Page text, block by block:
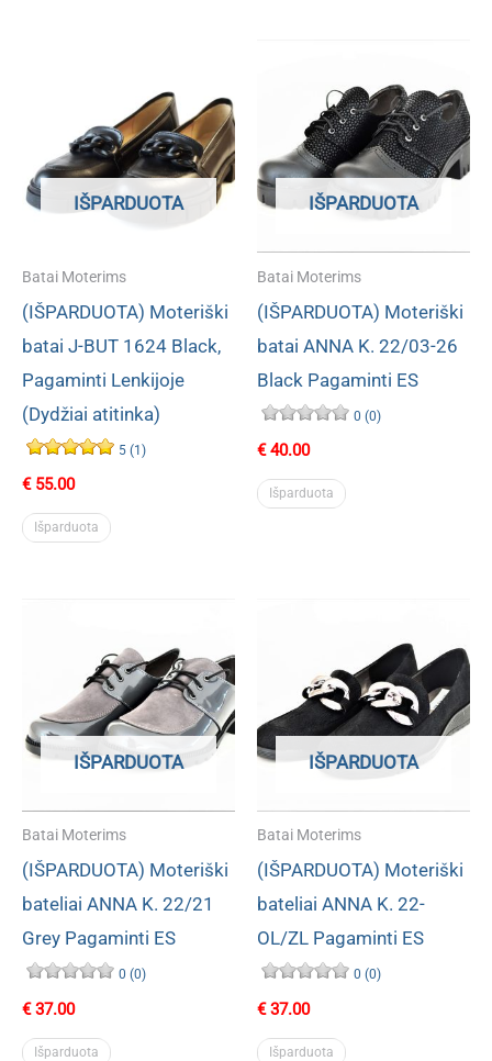
IŠPARDUOTA
Batai Moterims
(IŠPARDUOTA) Moteriški
batai J-BUT 1624 Black,
Pagaminti Lenkijoje
(Dydžiai atitinka)
5 (1)
€55.00
Išparduota
IŠPARDUOTA
Batai Moterims
(IŠPARDUOTA) Moteriški
batai ANNA K. 22/03-26
Black Pagaminti ES
0 (0)
€40.00
Išparduota
IŠPARDUOTA
Batai Moterims
(IŠPARDUOTA) Moteriški
bateliai ANNA K. 22/21
Grey Pagaminti ES
0 (0)
€37.00
Išparduota
IŠPARDUOTA
Batai Moterims
(IŠPARDUOTA) Moteriški
bateliai ANNA K. 22-
OL/ZL Pagaminti ES
0 (0)
€37.00
Išparduota